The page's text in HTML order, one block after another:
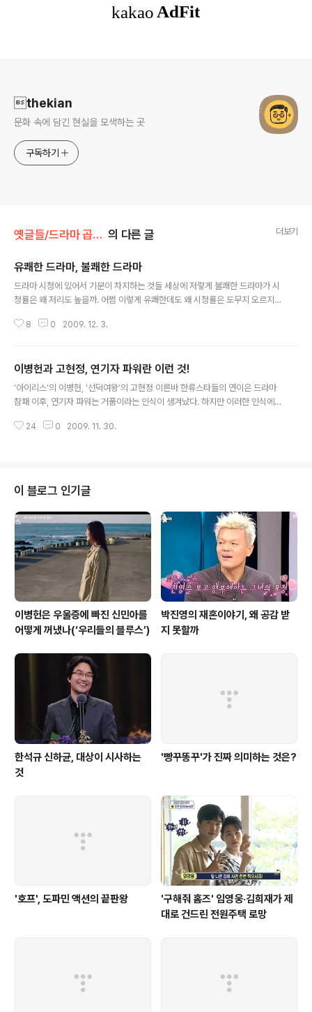
thekian
문화 속에 담긴 현실을 모색하는 곳
구독하기
옛글들/드라마 곱씹기 의 다른 글 더보기
유쾌한 드라마, 불쾌한 드라마
드라마 시청에 있어서 기분이 차지하는 것들 세상에 저렇게 불쾌한 드라마가 시
청률은 왜 저리도 높을까. 어쩜 이렇게 유쾌한데도 왜 시청률은 도무지 오르지
문을 품어보지 않은 분들은 거의 없을 것이다. 심지어 자신의 취향이 대중들의
아니라, 그 위에 시청자와의 현실적인 공감대, 그리고 드라마의 완성도 같은 기
준들이 복합적으로 작용해 나타나는 것이기 때문이다. 그러니 어떤 드라마가 유
쾌한데도 불구하고 시청률이 낮다는 것은 다른 측면이 부족하다는 것을 말해주
8 0 2009. 12. 3.
이병헌과 고현정, 연기자 파워란 이런 것!
‘아이리스’의 이병헌, ‘선덕여왕’의 고현정 이른바 한류스타들의 연이은 드라마
참패 이후, 연기자 파워는 거품이라는 인식이 생겨났다. 하지만 이러한 인식에
이병헌과 ‘선덕여왕’의 고현정이다. ‘선덕여왕’의 성공은 물론 모든 제작진과 배
고 할 수 있다. 따라서 이 사극의 힘은 전적으로 미실에서 비롯되고 미실에 의해
추진력이 생기며, 미실의 패배로 인해 마무리된다고 볼 수 있다. 고현정은 미실
을 ..
24 0 2009. 11. 30.
이 블로그 인기글
이병헌은 우울증에 빠진 신민아를
어떻게 꺼냈나(‘우리들의 블루스’)
박진영의 재혼이야기, 왜 공감 받
지 못할까
한석규 신하균, 대상이 시사하는
것
'빵꾸똥꾸'가 진짜 의미하는 것은?
'호프', 도파민 액션의 끝판왕
'구해줘 홈즈' 임영웅·김희재가 제
대로 건드린 전원주택 로망